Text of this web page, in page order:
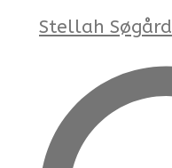
Stellah Søgård